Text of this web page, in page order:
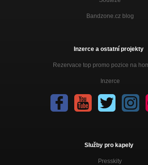
Bandzone.cz blog
Inzerce a ostatní projekty
Rezervace top promo pozice na
Inzerce
Služby pro kapely
Presskity